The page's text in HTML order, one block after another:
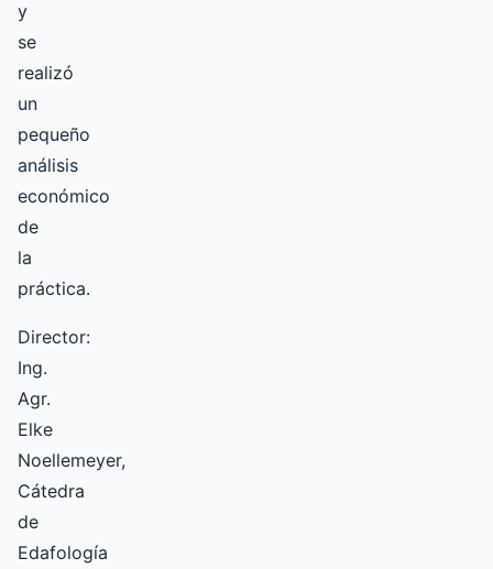
y
se
realizó
un
pequeño
análisis
económico
de
la
práctica.
Director:
Ing.
Agr.
Elke
Noellemeyer,
Cátedra
de
Edafología